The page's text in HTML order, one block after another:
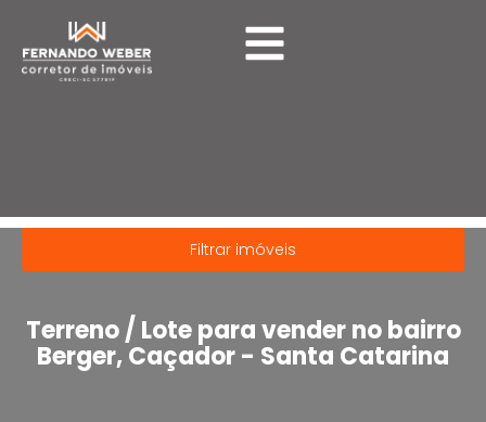
Filtrar imóveis
Terreno / Lote para vender no bairro
Berger, Caçador - Santa Catarina